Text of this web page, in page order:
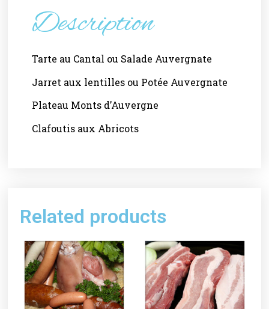
Description
Tarte au Cantal ou Salade Auvergnate
Jarret aux lentilles ou Potée Auvergnate
Plateau Monts d’Auvergne
Clafoutis aux Abricots
Related products